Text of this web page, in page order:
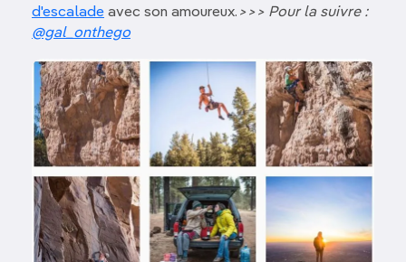
d'escalade avec son amoureux. >>> Pour la suivre :
@gal_onthego
Image